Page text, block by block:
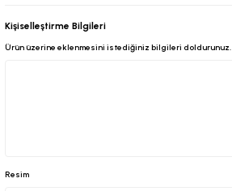
Kişiselleştirme Bilgileri
Ürün üzerine eklenmesini istediğiniz bilgileri doldurunuz.
Resim